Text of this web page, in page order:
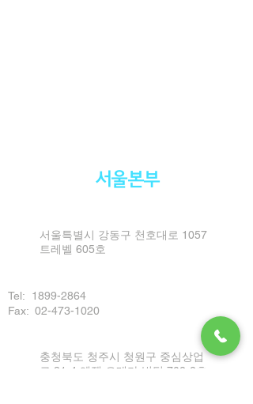
서울본부
서울특별시 강동구 천호대로 1057
트레벨 605호
Tel: 1899-2864
Fax: 02-473-1020
충청북도 청주시 청원구 중심상업
로 31-4 엔젤 오메가 빌딩 702-2호